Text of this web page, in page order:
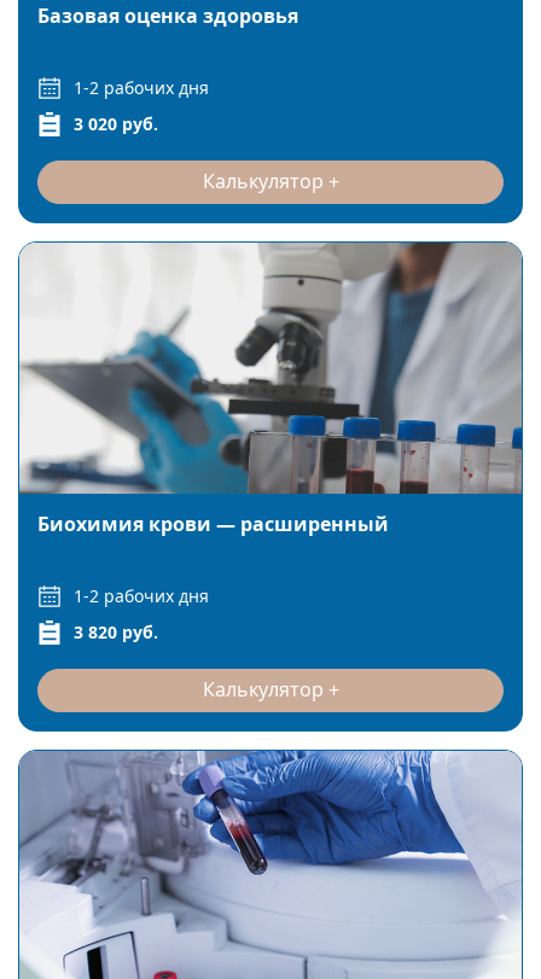
Базовая оценка здоровья
1-2 рабочих дня
3 020 руб.
Калькулятор
Биохимия крови — расширенный
1-2 рабочих дня
3 820 руб.
Калькулятор